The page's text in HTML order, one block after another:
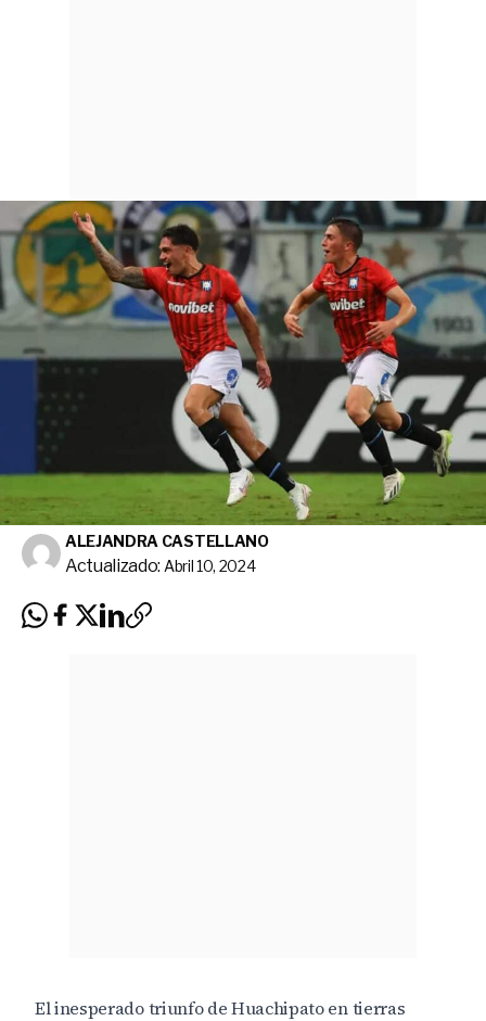
ALEJANDRA CASTELLANO
Actualizado: Abril 10, 2024
El inesperado triunfo de Huachipato en tierras